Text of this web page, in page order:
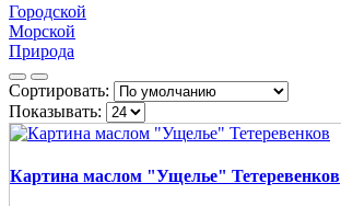
Городской
Морской
Природа
Сортировать:
Показывать:
Картина маслом "Ущелье" Тетеревенков